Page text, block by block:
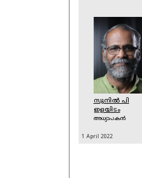
സുനില്‍ പി
ഇളയിടം
അധ്യാപകന്‍
1 April 2022